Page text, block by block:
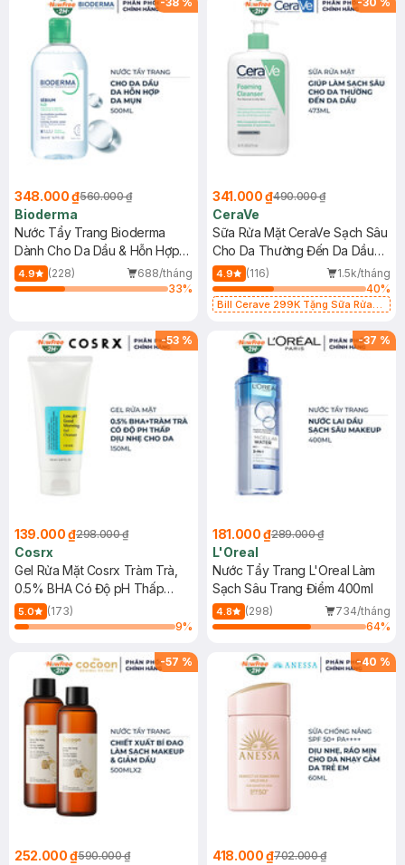
348.000 ₫560.000 ₫
Bioderma
Nước Tẩy Trang Bioderma
Dành Cho Da Dầu & Hỗn Hợp
500ml
4.9 (228)
688/tháng
33%
341.000 ₫490.000 ₫
CeraVe
Sữa Rửa Mặt CeraVe Sạch Sâu
Cho Da Thường Đến Da Dầu
473ml
4.9 (116)
1.5k/tháng
40%
Bill Cerave 299K Tặng Sữa Rửa
-53 %
139.000 ₫298.000 ₫
Cosrx
Gel Rửa Mặt Cosrx Tràm Trà,
0.5% BHA Có Độ pH Thấp
150ml
5.0
(173)
9%
-37 %
181.000 ₫289.000 ₫
L'Oreal
Nước Tẩy Trang L'Oreal Làm
Sạch Sâu Trang Điểm 400ml
4.8 (298)
734/tháng
64%
-57 %
252.000 ₫590.000 ₫
-40 %
418.000 ₫702.000 ₫